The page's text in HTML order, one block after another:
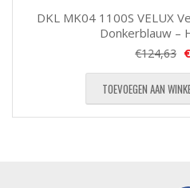
DKL MK04 1100S VELUX
Donkerblauw –
€124,63 €
TOEVOEGEN AAN